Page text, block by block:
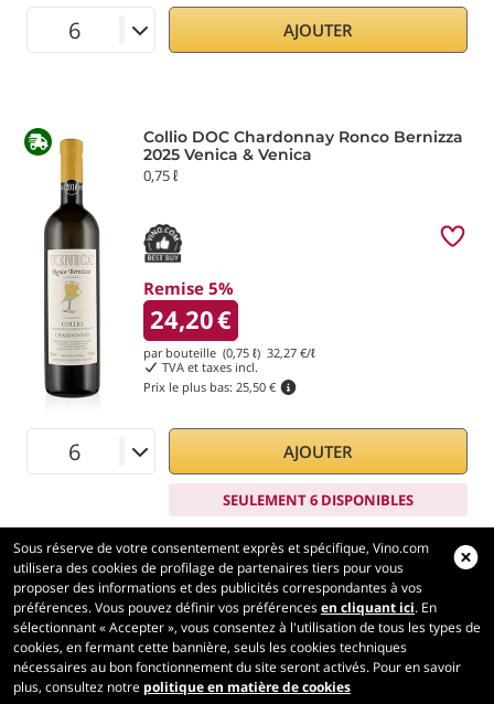
AJOUTER
Collio DOC Chardonnay Ronco Bernizza
2025 Venica & Venica
0,75 ℓ
Remise 5%
24,20€
par bouteille (0,75 ℓ) 32,27 €/ℓ
TVA et taxes incl.
Prix le plus bas: 25,50 €
AJOUTER
SEULEMENT 6 DISPONIBLES
Sous réserve de votre consentement exprès et spécifique, Vino.com
utilisera des cookies de profilage de partenaires tiers pour vous
proposer des informations et des publicités correspondantes à vos
préférences. Vous pouvez définir vos préférencesen cliquant ici. En
sélectionnant « Accepter », vous consentez à l'utilisation de tous les types de
cookies, en fermant cette bannière, seuls les cookies techniques
nécessaires au bon fonctionnement du site seront activés. Pour en savoir
plus, consultez notre politique en matière de cookies
Vino.com
Made with
in Tuscany
Page traitée en 420 ms
production-front-2-1Copyright © 2026 VINO.COM 3ND S.r.l.